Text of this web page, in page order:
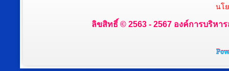
นโ
ลิขสิทธิ์ © 2563 - 2567 องค์การบริหา